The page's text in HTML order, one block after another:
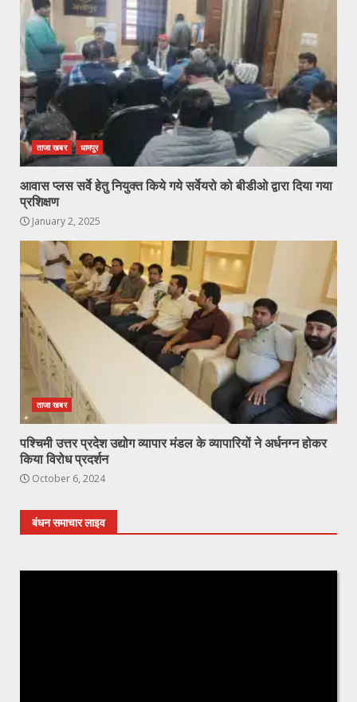
ताजा खबर धामपुर
आवास प्लस सर्वे हेतु नियुक्त किये गये सर्वेयरो को बीडीओ द्वारा दिया गया
प्रशिक्षण
January 2, 2025
ताजा खबर
पश्चिमी उत्तर प्रदेश उद्योग व्यापार मंडल के व्यापारियों ने अर्धनग्न होकर
किया विरोध प्रदर्शन
October 6, 2024
बंधन समाचार लाइव